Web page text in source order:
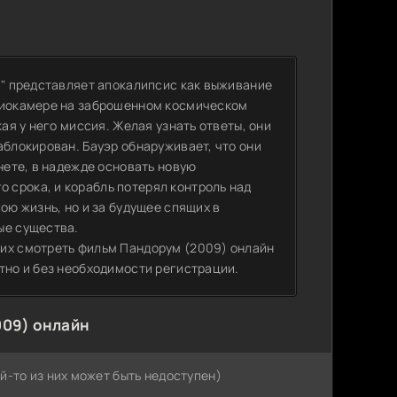
апокалипсис как выживание
на заброшенном космическом
у него миссия. Желая узнать ответы, они
Бауэр обнаруживает, что они
в надежде основать новую
и корабль потерял контроль над
жизнь, но и за будущее спящих в
существа.
смотреть фильм Пандорум (2009) онлайн
и без необходимости регистрации.
онлайн
то из них может быть недоступен)